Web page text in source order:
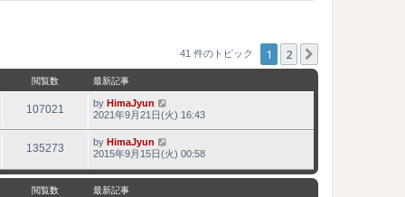
41 件のトピック 1 2
閲覧数 最新記事
107021 by HimaJyun
2021年9月21日(火) 16:43
135273 by HimaJyun
2015年9月15日(火) 00:58
閲覧数 最新記事